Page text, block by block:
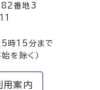
番地3
5時15分まで
を除く）
用案内